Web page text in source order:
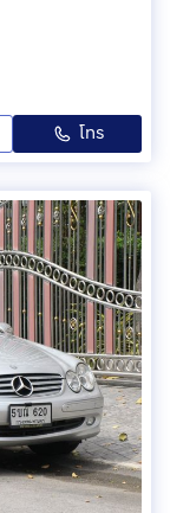
โทร